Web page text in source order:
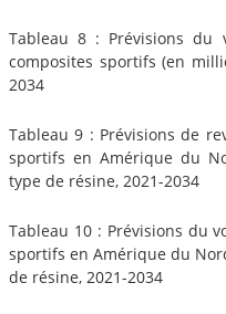
Tableau 8 : Prévisions du
composites sportifs (en
2034
Tableau 9 : Prévisions de
sportifs en Amérique du
type de résine, 2021-2034
Tableau 10 : Prévisions du
sportifs en Amérique du
de résine, 2021-2034